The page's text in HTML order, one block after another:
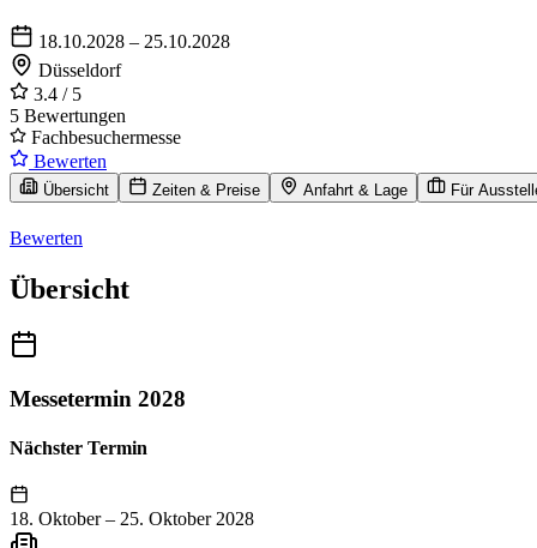
18.10.2028 – 25.10.2028
Düsseldorf
3.4 / 5
5 Bewertungen
Fachbesuchermesse
Bewerten
Übersicht Zeiten & Preise Anfahrt & Lage Für
Bewerten
Übersicht
Messetermin 2028
Nächster Termin
18. Oktober – 25. Oktober 2028